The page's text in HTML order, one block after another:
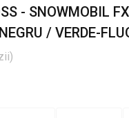
- SNOWMOBIL
/ VERDE-
)